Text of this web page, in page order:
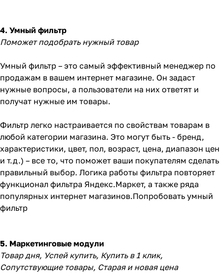
4. Умный фильтр
Поможет подобрать нужный товар
Умный фильтр – это самый эффективный менеджер по
продажам в вашем интернет магазине. Он задаст
нужные вопросы, а пользователи на них ответят и
получат нужные им товары.
Фильтр легко настраивается по свойствам товарам в
любой категории магазина. Это могут быть - бренд,
характеристики, цвет, пол, возраст, цена, диапазон цен
и т.д.) – все то, что поможет ваши покупателям сделать
правильный выбор. Логика работы фильтра повторяет
функционал фильтра Яндекс.Маркет, а также ряда
популярных интернет магазинов.Попробовать умный
фильтр
5. Маркетинговые модули
Товар дня, Успей купить, Купить в 1 клик,
Сопутствующие товары, Старая и новая цена